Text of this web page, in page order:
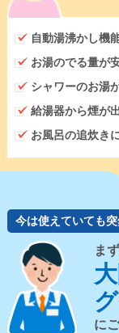
自動湯沸かし機
お湯のでる量が
シャワーのお湯
給湯器から煙が
お風呂の追炊き
今は使えていても
ま
に